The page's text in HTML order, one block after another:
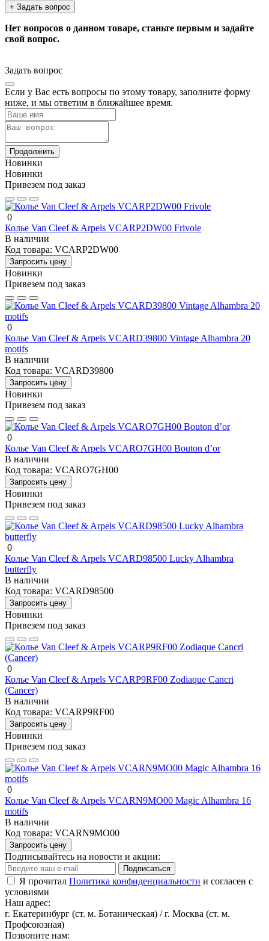
+ Задать вопрос
Нет вопросов о данном товаре, станьте первым и задайте
свой вопрос.
Задать вопрос
Если у Вас есть вопросы по этому товару, заполните форму
ниже, и мы ответим в ближайшее время.
Продолжить
Новинки
Новинки
Привезем под заказ
0
Колье Van Cleef & Arpels VCARP2DW00 Frivole
В наличии
Код товара: VCARP2DW00
Запросить цену
Новинки
Привезем под заказ
0
Колье Van Cleef & Arpels VCARD39800 Vintage Alhambra 20
motifs
В наличии
Код товара: VCARD39800
Запросить цену
Новинки
Привезем под заказ
0
Колье Van Cleef & Arpels VCARO7GH00 Bouton d’or
В наличии
Код товара: VCARO7GH00
Запросить цену
Новинки
Привезем под заказ
0
Колье Van Cleef & Arpels VCARD98500 Lucky Alhambra
butterfly
В наличии
Код товара: VCARD98500
Запросить цену
Новинки
Привезем под заказ
0
Колье Van Cleef & Arpels VCARP9RF00 Zodiaque Cancri
(Cancer)
В наличии
Код товара: VCARP9RF00
Запросить цену
Новинки
Привезем под заказ
0
Колье Van Cleef & Arpels VCARN9MO00 Magic Alhambra 16
motifs
В наличии
Код товара: VCARN9MO00
Запросить цену
Подписывайтесь на новости и акции:
Подписаться
Я прочитал Политика конфиденциальности и согласен с
условиями
Наш адрес:
г. Екатеринбург (ст. м. Ботаническая) / г. Москва (ст. м.
Профсоюзная)
Позвоните нам: